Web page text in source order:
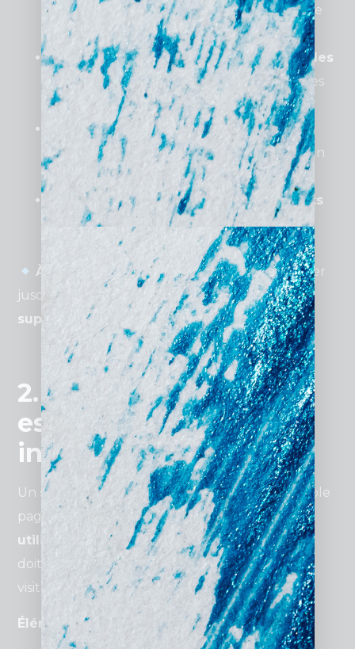
grâce à un bon positionnement sur Google
et du
SEA .
Établir une relation de confiance avec les
prospects via du contenu informatif et des
témoignages clients.
Faciliter la prise de contact avec des
formulaires et une prise de rendez-vous en
Automatiser la génération de prospects
et réduire le temps passé à répondre aux
demandes basiques.
À retenir
: Un site bien optimisé peut générer
jusqu’à
40 % de consultations
supplémentaires
chaque mois.
2. Les éléments
essentiels d’un site
internet pour avocat
Un site performantne se limite pas à une simple
page web, il doit offrir uneexpérience
utilisateurfluide et intuitive. Chaque élément
doit être pensé pour informeretrassurervos
visiteurs dès les premières secondes.
Éléments clés à intégrer :